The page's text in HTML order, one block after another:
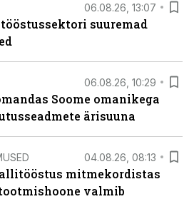
06.08.26, 13:07
tööstussektori suuremad
06.08.26, 10:29
Soome omanikega
ärisuuna
04.08.26, 08:13
mitmekordistas
valmib